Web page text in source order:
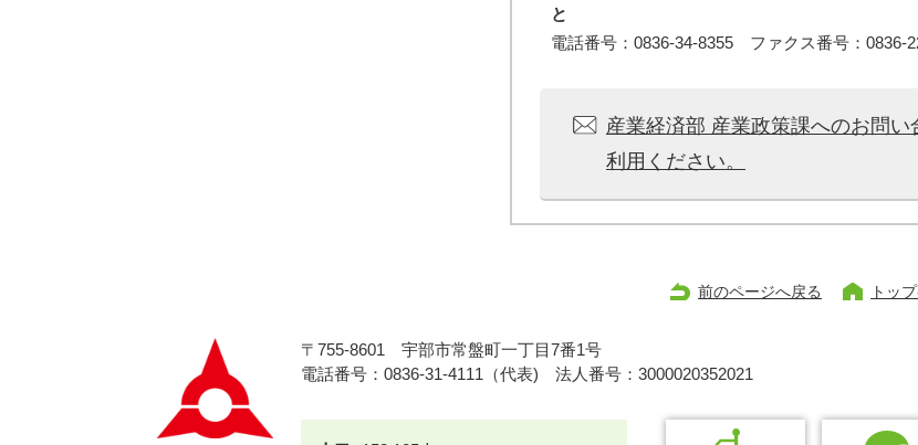
と
電話番号：0836-34-8355 ファクス番号：0836-
産業経済部 産業政策課へのお問
利用ください。
前のページへ戻る トッ
〒755-8601 宇部市常盤町一丁目7番1号
電話番号：0836-31-4111（代表) 法人番号：3000020352021